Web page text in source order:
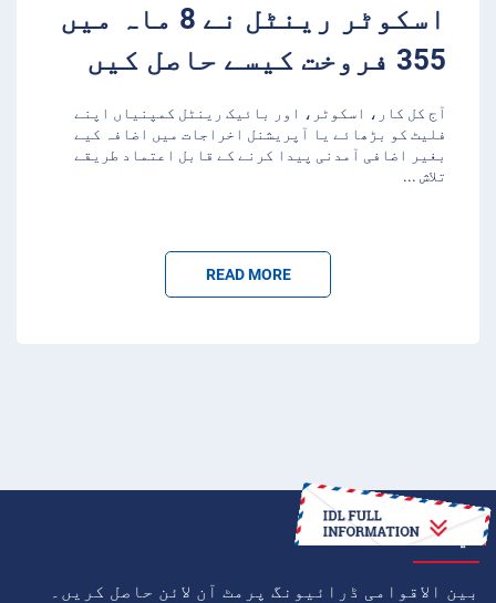
اسکوٹر رینٹل نے 8 ماہ میں
355 فروخت کیسے حاصل کیں
آج کل کار، اسکوٹر، اور بائیک رینٹل کمپنیاں اپنے
فلیٹ کو بڑھائے یا آپریشنل اخراجات میں اضافہ کیے
بغیر اضافی آمدنی پیدا کرنے کے قابل اعتماد طریقے
تلاش ...
READ MORE
کیسے
بین الاقوامی ڈرائیونگ پرمٹ آن لائن حاصل کریں۔